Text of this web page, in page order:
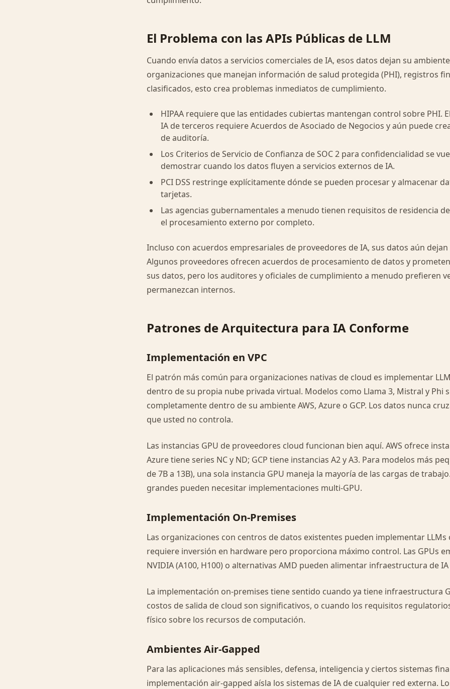
El Problema con las APIs Públicas de LLM
Cuando envía datos a servicios comerciales de IA, esos datos dejan su
organizaciones que manejan información de salud protegida (PHI), registros
clasificados, esto crea problemas inmediatos de cumplimiento.
HIPAA requiere que las entidades cubiertas mantengan control sobre PHI.
IA de terceros requiere Acuerdos de Asociado de Negocios y aún puede
de auditoría.
Los Criterios de Servicio de Confianza de SOC 2 para confidencialidad se
demostrar cuando los datos fluyen a servicios externos de IA.
PCI DSS restringe explícitamente dónde se pueden procesar y almacenar
tarjetas.
Las agencias gubernamentales a menudo tienen requisitos de residencia
el procesamiento externo por completo.
Incluso con acuerdos empresariales de proveedores de IA, sus datos aún
Algunos proveedores ofrecen acuerdos de procesamiento de datos y
sus datos, pero los auditores y oficiales de cumplimiento a menudo prefieren
permanezcan internos.
Patrones de Arquitectura para IA Conforme
Implementación en VPC
El patrón más común para organizaciones nativas de cloud es implementar
dentro de su propia nube privada virtual. Modelos como Llama 3, Mistral y Phi
completamente dentro de su ambiente AWS, Azure o GCP. Los datos nunca
que usted no controla.
Las instancias GPU de proveedores cloud funcionan bien aquí. AWS ofrece
Azure tiene series NC y ND; GCP tiene instancias A2 y A3. Para modelos más
de 7B a 13B), una sola instancia GPU maneja la mayoría de las cargas de
grandes pueden necesitar implementaciones multi-GPU.
Implementación On-Premises
Las organizaciones con centros de datos existentes pueden implementar LLMs
requiere inversión en hardware pero proporciona máximo control. Las GPUs
NVIDIA (A100, H100) o alternativas AMD pueden alimentar infraestructura de
La implementación on-premises tiene sentido cuando ya tiene infraestructura
costos de salida de cloud son significativos, o cuando los requisitos
físico sobre los recursos de computación.
Ambientes Air-Gapped
Para las aplicaciones más sensibles, defensa, inteligencia y ciertos sistemas
implementación air-gapped aísla los sistemas de IA de cualquier red externa.